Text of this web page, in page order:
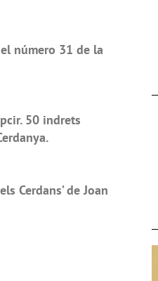
número 31 de la
50 indrets
Cerdans’ de Joan